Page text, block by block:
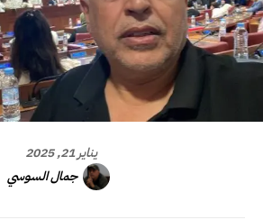
يناير 21, 2025
جمال السوسي